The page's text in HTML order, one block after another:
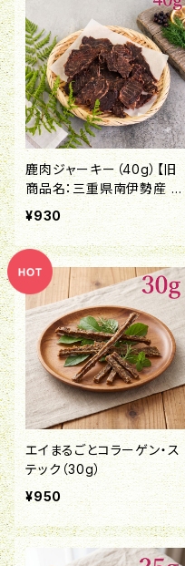
鹿肉ジャーキー（40g）【旧
商品名：三重県南伊勢産 鹿
肉ジャーキー】
¥930
エイまるごとコラーゲン・ス
テック（30g）
¥950